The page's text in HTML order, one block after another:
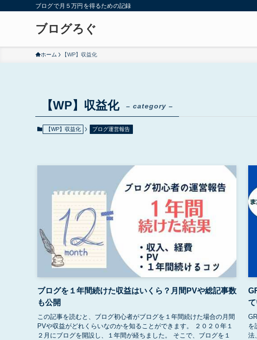
ブログで月５万円を得るための記録
ブログろぐ
ホーム 【WP】収益化
【WP】収益化 – category –
【WP】収益化 ブログ運営報告
ブログを１年間続けた収益はいくら？月間PVや総記事数
も公開
この記事を読むと、ブログ初心者がブログを１年間続けた場合の月間
PVや収益がどれくらいなのかを知ることができます。 ２０２０年１
２月にブログを開設し、１年間が経ちました。 そこで、ブログを１
を
法